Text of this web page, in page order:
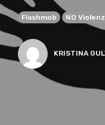
Flashmob NO
KRISTINA